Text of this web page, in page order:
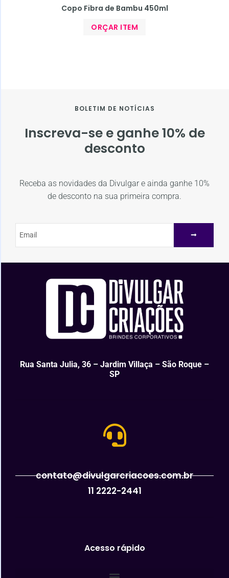
Copo Fibra de Bambu 450ml
ORÇAR ITEM
BOLETIM DE NOTÍCIAS
Inscreva-se e ganhe 10% de
desconto
Receba as novidades da Divulgar e ainda ganhe 10%
de desconto na sua primeira compra.
Rua Santa Julia, 36 – Jardim Villaça – São Roque –
SP
contato@divulgarcriacoes.com.br
11 2222-2441
Acesso rápido